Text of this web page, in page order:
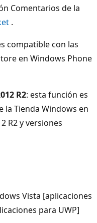
Comentarios de la
.
compatible con las
en Windows Phone
R2: esta función es
la Tienda Windows en
R2 y versiones
Vista [aplicaciones
para UWP]